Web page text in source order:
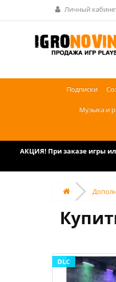
Личный
Подписки
Музыка и
АКЦИЯ! При заказе игры
DLC